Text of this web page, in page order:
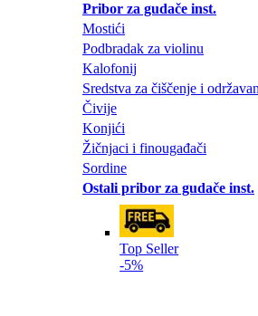
Pribor za gudače inst.
Mostići
Podbradak za violinu
Kalofonij
Sredstva za čiščenje i
Čivije
Konjići
Žičnjaci i finougađači
Sordine
Ostali pribor za gudače inst.
Top Seller
-5%